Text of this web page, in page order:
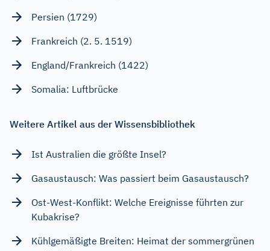
Persien (1729)
Frankreich (2. 5. 1519)
England/Frankreich (1422)
Somalia: Luftbrücke
Weitere Artikel aus der Wissensbibliothek
Ist Australien die größte Insel?
Gasaustausch: Was passiert beim Gasaustausch?
Ost-West-Konflikt: Welche Ereignisse führten zur
Kubakrise?
Kühlgemäßigte Breiten: Heimat der sommergrünen